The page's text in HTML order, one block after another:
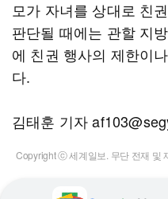
모가 자녀를 상대로 친
판단될 때에는 관할 지
에 친권 행사의 제한이
다.
김태훈 기자
Copyright ⓒ 세계일보. 무단 전재 및